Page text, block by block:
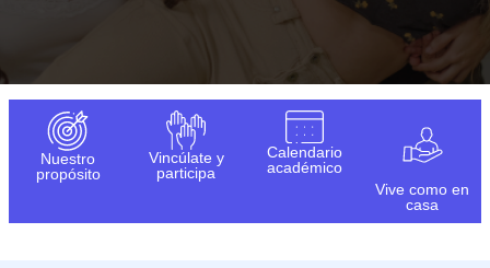
Nuestro
propósito
Vincúlate y
participa
Calendario
académico
Vive como en
casa